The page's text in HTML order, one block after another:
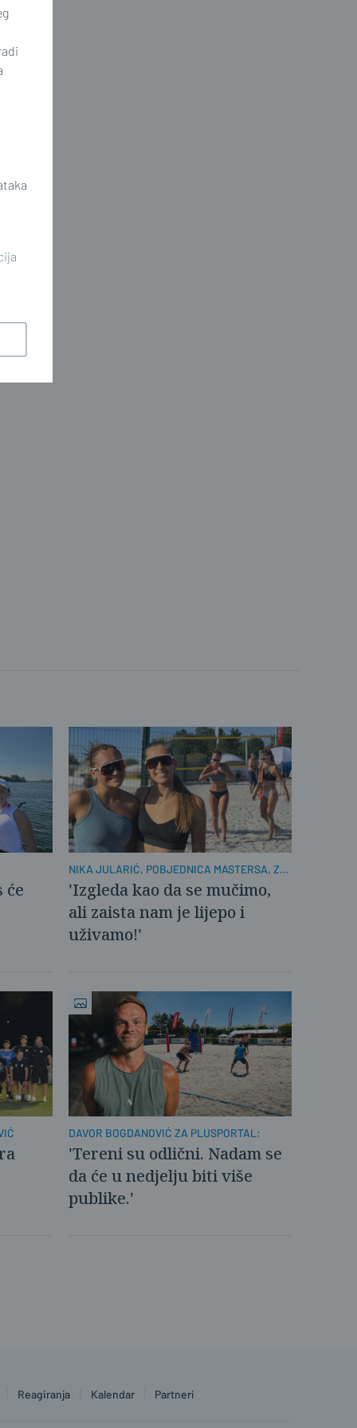
će
NIKA JULARIĆ, POBJEDNICA MASTERSA, ZA
PLUSPORTAL:
'Izgleda kao da se mučimo,
ali zaista nam je lijepo i
uživamo!'
DAVOR BOGDANOVIĆ ZA PLUSPORTAL:
'Tereni su odlični. Nadam se
da će u nedjelju biti više
publike.'
Reagiranja Kalendar Partneri